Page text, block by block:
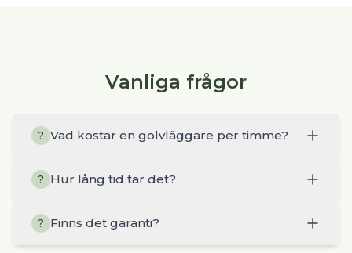
Vanliga frågor
? Vad kostar en golvläggare per timme?
? Hur lång tid tar det?
? Finns det garanti?